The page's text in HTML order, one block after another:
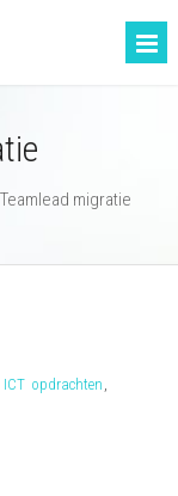
Teamlead migratie
ICT opdrachten ,